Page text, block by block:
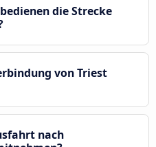
die Strecke
von Triest
nach